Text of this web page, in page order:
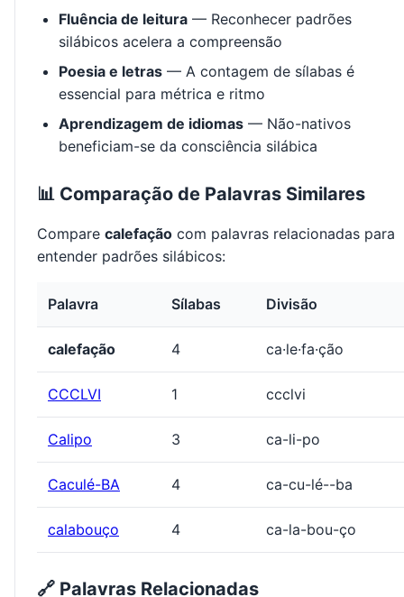
Fluência de leitura — Reconhecer padrões
silábicos acelera a compreensão
Poesia e letras — A contagem de sílabas é
essencial para métrica e ritmo
Aprendizagem de idiomas — Não-nativos
beneficiam-se da consciência silábica
📊 Comparação de Palavras Similares
Compare calefação com palavras relacionadas para
entender padrões silábicos:
Palavra Sílabas Divisão
calefação 4 ca·le·fa·ção
CCCLVI 1 ccclvi
Calipo 3 ca-li-po
Caculé-BA 4 ca-cu-lé--ba
calabouço 4 ca-la-bou-ço
🔗 Palavras Relacionadas